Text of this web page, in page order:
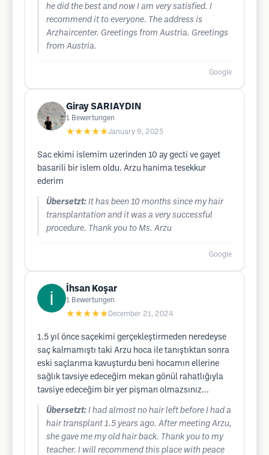
he did the best and now I am very satisfied. I
recommend it to everyone. The address is
Arzhaircenter. Greetings from Austria. Greetings
from Austria.
Google
Giray SARIAYDIN
1 Bewertungen
★★★★★January 9, 2025
Sac ekimi islemim uzerinden 10 ay gecti ve gayet
basarili bir islem oldu. Arzu hanima tesekkur
ederim
Übersetzt: It has been 10 months since my hair
transplantation and it was a very successful
procedure. Thank you to Ms. Arzu
Google
İhsan Koşar
1 Bewertungen
★★★★★ December 21, 2024
1.5 yıl önce saçekimi gerçekleştirmeden neredeyse
saç kalmamıştı taki Arzu hoca ile tanıştıktan sonra
eski saçlarıma kavuşturdu beni hocamın ellerine
sağlık tavsiye edeceğim mekan gönül rahatlığıyla
tavsiye edeceğim bir yer pişman olmazsınız...
Übersetzt: I had almost no hair left before I had a
hair transplant 1.5 years ago. After meeting Arzu,
she gave me my old hair back. Thank you to my
teacher. I will recommend this place with peace